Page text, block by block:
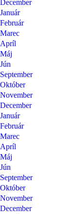
December
Január
Február
Marec
Apríl
Máj
Jún
September
Október
November
December
Január
Február
Marec
Apríl
Máj
Jún
September
Október
November
December